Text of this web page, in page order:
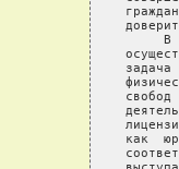
В
задача
свобод
как